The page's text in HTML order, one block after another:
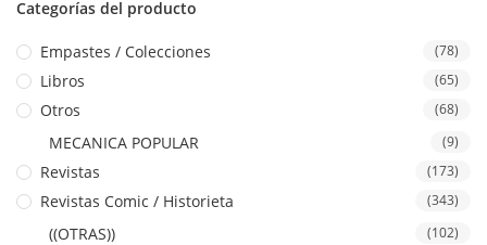
Categorías del producto
Empastes / Colecciones (78)
Libros (65)
Otros (68)
MECANICA POPULAR (9)
Revistas (173)
Revistas Comic / Historieta (343)
((OTRAS)) (102)